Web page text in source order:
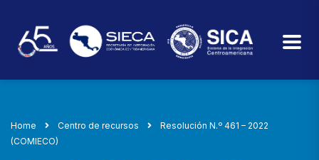
Home Centro de recursos
Resolución N.º 461 – 2022
(COMIECO)